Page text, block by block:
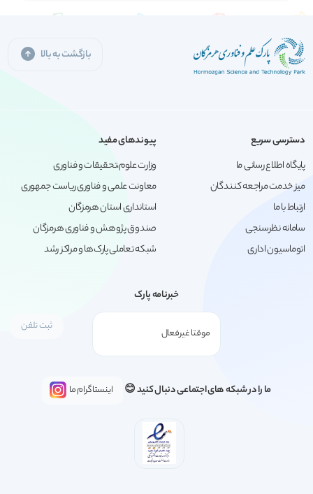
بازگشت به بالا
دسترسی سریع
پایگاه اطلاع رسانی ما
میز خدمت مراجعه کنندگان
ارتباط با ما
سامانه نظرسنجی
اتوماسیون اداری
پیوندهای مفید
وزارت علوم،تحقیقات و فناوری
معاونت علمی و فناوری ریاست جمهوری
استانداری استان هرمزگان
صندوق پژوهش و فناوری هرمزگان
شبکه تعاملی پارک‌ها و مراکز رشد
خبرنامه پارک
ما را در شبکه های اجتماعی دنبال کنید 😊 اینستاگرام ما